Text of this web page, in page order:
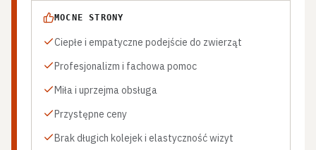
MOCNE STRONY
Ciepłe i empatyczne podejście do zwierząt
Profesjonalizm i fachowa pomoc
Miła i uprzejma obsługa
Przystępne ceny
Brak długich kolejek i elastyczność wizyt